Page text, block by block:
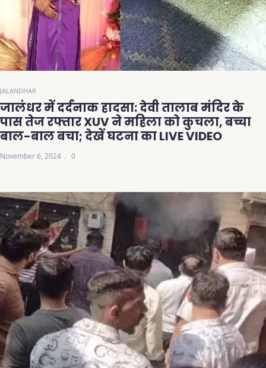
JALANDHAR
जालंधर में दर्दनाक हादसा: देवी तालाब मंदिर के
पास तेज रफ्तार XUV ने महिला को कुचला, बच्चा
बाल-बाल बचा; देखें घटना का LIVE VIDEO
November 6, 2024 0